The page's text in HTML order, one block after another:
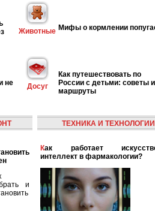
Животные Мифы о кормлении
не
Досуг
Как путешествовать по
России с детьми: советы и
маршруты
и
ТЕХНИКА И ТЕХНОЛОГИИ
Как работает искусственный
интеллект в фармакологии?